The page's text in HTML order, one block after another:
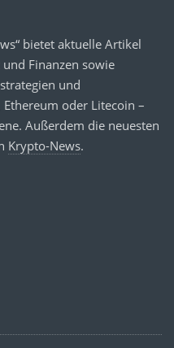
bietet aktuelle Artikel
Finanzen sowie
und
oder Litecoin –
Außerdem die neuesten
Krypto-News.